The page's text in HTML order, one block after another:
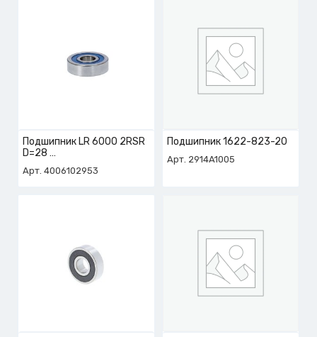
Подшипник LR 6000 2RSR
D=28
Арт. 4006102953
Подшипник 1622-823-20
Арт. 2914A1005